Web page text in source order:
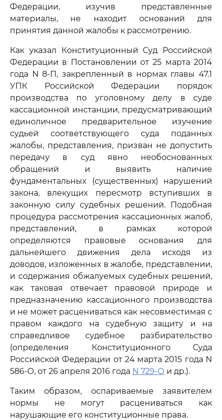
Федерации, изучив представленные
материалы, не находит оснований для
принятия данной жалобы к рассмотрению.
Как указал Конституционный Суд Российской
Федерации в Постановлении от 25 марта 2014
года N 8-П, закрепленный в нормах главы 47.1
УПК Российской Федерации порядок
производства по уголовному делу в суде
кассационной инстанции, предусматривающий
единоличное предварительное изучение
судьей соответствующего суда поданных
жалобы, представления, призван не допустить
передачу в суд явно необоснованных
обращений и выявить наличие
фундаментальных (существенных) нарушений
закона, влекущих пересмотр вступивших в
законную силу судебных решений. Подобная
процедура рассмотрения кассационных жалоб,
представлений, в рамках которой
определяются правовые основания для
дальнейшего движения дела исходя из
доводов, изложенных в жалобе, представлении,
и содержания обжалуемых судебных решений,
как таковая отвечает правовой природе и
предназначению кассационного производства
и не может расцениваться как несовместимая с
правом каждого на судебную защиту и на
справедливое судебное разбирательство
(определения Конституционного Суда
Российской Федерации от 24 марта 2015 года N
586-О, от 26 апреля 2016 года N 729-О и др.).
Таким образом, оспариваемые заявителем
нормы не могут расцениваться как
нарушающие его конституционные права.